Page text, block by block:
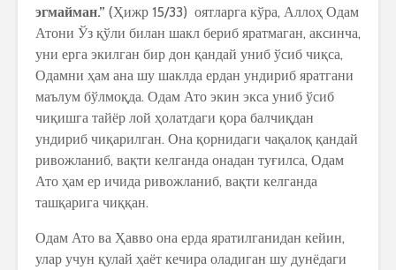
эгмайман.” (Ҳижр 15/33) оятларга кўра, Аллоҳ Одам
Атони Ўз қўли билан шакл бериб яратмаган, аксинча,
уни ерга экилган бир дон қандай униб ўсиб чиқса,
Одамни ҳам ана шу шаклда ердан ундириб яратгани
маълум бўлмоқда. Одам Ато экин экса униб ўсиб
чиқишга тайёр лой ҳолатдаги қора балчиқдан
ундириб чиқарилган. Она қорнидаги чақалоқ қандай
ривожланиб, вақти келганда онадан туғилса, Одам
Ато ҳам ер ичида ривожланиб, вақти келганда
ташқарига чиққан.
Одам Ато ва Ҳавво она ерда яратилганидан кейин,
улар учун қулай ҳаёт кечира оладиган шу дунёдаги